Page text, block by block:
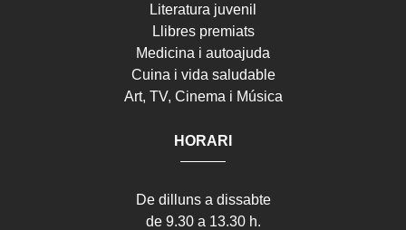
Literatura juvenil
Llibres premiats
Medicina i autoajuda
Cuina i vida saludable
Art, TV, Cinema i Música
HORARI
De dilluns a dissabte
de 9.30 a 13.30 h.